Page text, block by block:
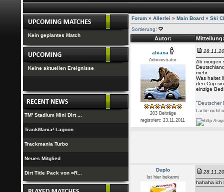
Kein geplantes Match
Keine aktuellen Ereignisse
TM² Stadium Mini Dirt ...
TrackMania² Lagoon
Trackmania Turbo
Neues Mitglied
Dirt Title Pack von =R...
Forum » Allerlei » Main Board » Ski
Sortierung:
Autor: Mitteilung:
abiana
Administrator
203 Beiträge
registriert: 23.11.2011
Ab morgen
mehr.
Was haltet
den Cup
einzige
''Deutscher
Lache nicht
Duplo
Ist hier bekannt
hahaha ich